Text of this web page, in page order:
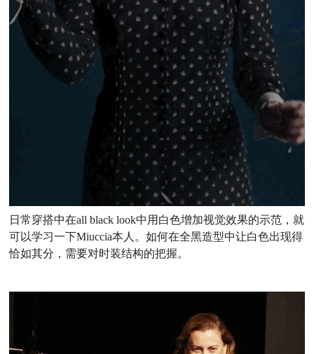
日常穿搭中在all black look中用白色增加视觉效果的示范，就
可以学习一下Miuccia本人。如何在全黑造型中让白色出现得
恰如其分，需要对时装结构的把握。